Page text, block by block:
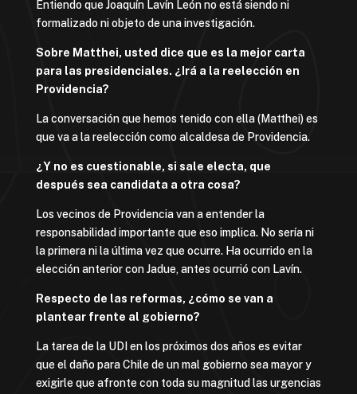
Entiendo que Joaquín Lavín León no está siendo ni
formalizado ni objeto de una investigación.
Sobre Matthei, usted dice que es la mejor carta
para las presidenciales. ¿Irá a la reelección en
Providencia?
La conversación que hemos tenido con ella (Matthei) es
que va a la reelección como alcaldesa de Providencia.
¿Y no es cuestionable, si sale electa, que
después sea candidata a otra cosa?
Los vecinos de Providencia van a entender la
responsabilidad importante que eso implica. No sería ni
la primera ni la última vez que ocurre. Ha ocurrido en la
elección anterior con Jadue, antes ocurrió con Lavín.
Respecto de las reformas, ¿cómo se van a
plantear frente al gobierno?
La tarea de la UDI en los próximos dos años es evitar
que el daño para Chile de un mal gobierno sea mayor y
exigirle que afronte con toda su magnitud las urgencias